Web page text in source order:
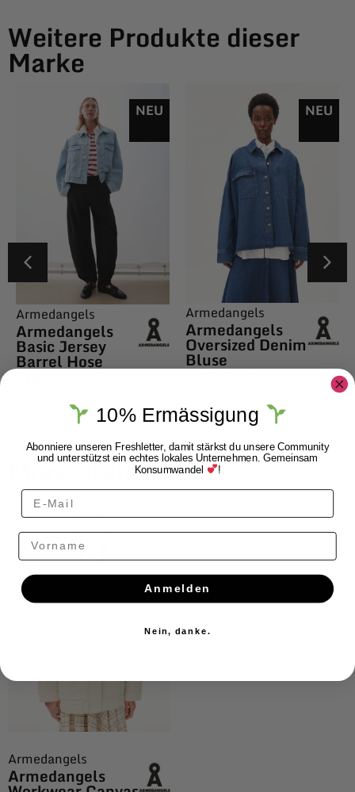
Weitere Produkte dieser
Marke
NEU
Armedangels
Armedangels
Basic Jersey
Barrel Hose
NEU
Armedangels
Armedangels
Oversized Denim
Bluse
More Styles
Armedangels
Armedangels
10% Ermässigung
Abonniere unseren Freshletter, damit stärkst du unsere Community
und unterstützst ein echtes lokales Unternehmen. Gemeinsam
Konsumwandel !
Vorname
Anmelden
Nein, danke.